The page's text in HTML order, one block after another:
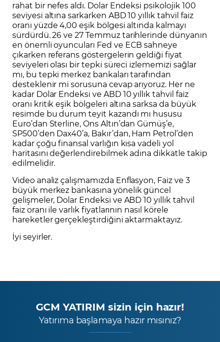
rahat bir nefes aldı. Dolar Endeksi psikolojik 100
seviyesi altına sarkarken ABD 10 yıllık tahvil faiz
oranı yüzde 4,00 eşik bölgesi altında kalmayı
sürdürdü. 26 ve 27 Temmuz tarihlerinde dünyanın
en önemli oyuncuları Fed ve ECB sahneye
çıkarken referans göstergelerin geldiği fiyat
seviyeleri olası bir tepki süreci izlememizi sağlar
mı, bu tepki merkez bankaları tarafından
desteklenir mi sorusuna cevap arıyoruz. Her ne
kadar Dolar Endeksi ve ABD 10 yıllık tahvil faiz
oranı kritik eşik bölgeleri altına sarksa da büyük
resimde bu durum teyit kazandı mı hususu
Euro’dan Sterline, Ons Altın’dan Gümüş’e,
SP500’den Dax40’a, Bakır’dan, Ham Petrol’den
kadar çoğu finansal varlığın kısa vadeli yol
haritasını değerlendirebilmek adına dikkatle takip
edilmelidir.
Video analiz çalışmamızda Enflasyon, Faiz ve 3
büyük merkez bankasına yönelik güncel
gelişmeler, Dolar Endeksi ve ABD 10 yıllık tahvil
faiz oranı ile varlık fiyatlarının nasıl körele
hareketler gerçekleştirdiğini aktarmaktayız.
İyi seyirler.
GCM YATIRIM sizin için hazır!
Yatırıma başlamaya hazır mısınız?